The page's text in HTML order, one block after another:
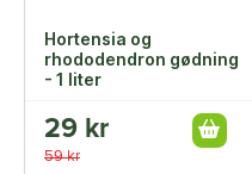
Hortensia og
rhododendron gødning
- 1 liter
29 kr
59 kr